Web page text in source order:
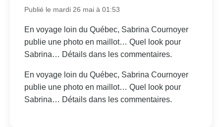
Publié le mardi 26 mai à 01:53
En voyage loin du Québec, Sabrina Cournoyer
publie une photo en maillot… Quel look pour
Sabrina… Détails dans les commentaires.
En voyage loin du Québec, Sabrina Cournoyer
publie une photo en maillot… Quel look pour
Sabrina… Détails dans les commentaires.